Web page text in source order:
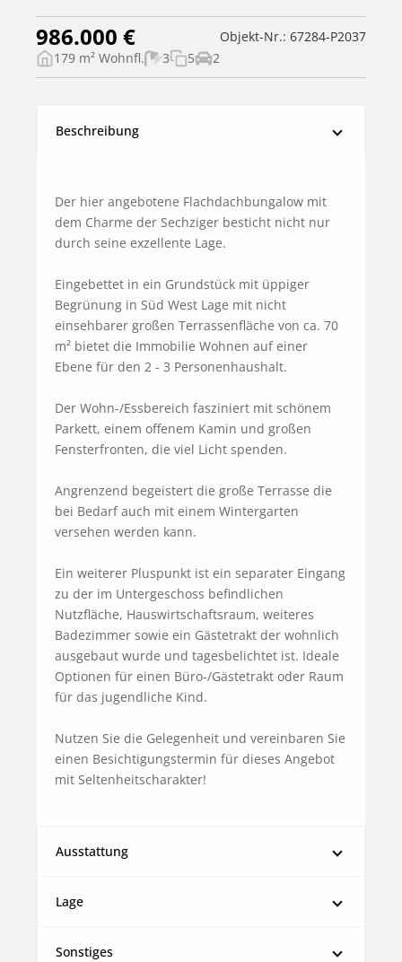
986.000 €
Objekt-Nr.: 67284-P2037
179 m² Wohnfl.
3 5 2
Beschreibung
Der hier angebotene Flachdachbungalow mit
dem Charme der Sechziger besticht nicht nur
durch seine exzellente Lage.
Eingebettet in ein Grundstück mit üppiger
Begrünung in Süd West Lage mit nicht
einsehbarer großen Terrassenfläche von ca. 70
m² bietet die Immobilie Wohnen auf einer
Ebene für den 2 - 3 Personenhaushalt.
Der Wohn-/Essbereich fasziniert mit schönem
Parkett, einem offenem Kamin und großen
Fensterfronten, die viel Licht spenden.
Angrenzend begeistert die große Terrasse die
bei Bedarf auch mit einem Wintergarten
versehen werden kann.
Ein weiterer Pluspunkt ist ein separater Eingang
zu der im Untergeschoss befindlichen
Nutzfläche, Hauswirtschaftsraum, weiteres
Badezimmer sowie ein Gästetrakt der wohnlich
ausgebaut wurde und tagesbelichtet ist. Ideale
Optionen für einen Büro-/Gästetrakt oder Raum
für das jugendliche Kind.
Nutzen Sie die Gelegenheit und vereinbaren Sie
einen Besichtigungstermin für dieses Angebot
mit Seltenheitscharakter!
Ausstattung
Lage
Sonstiges